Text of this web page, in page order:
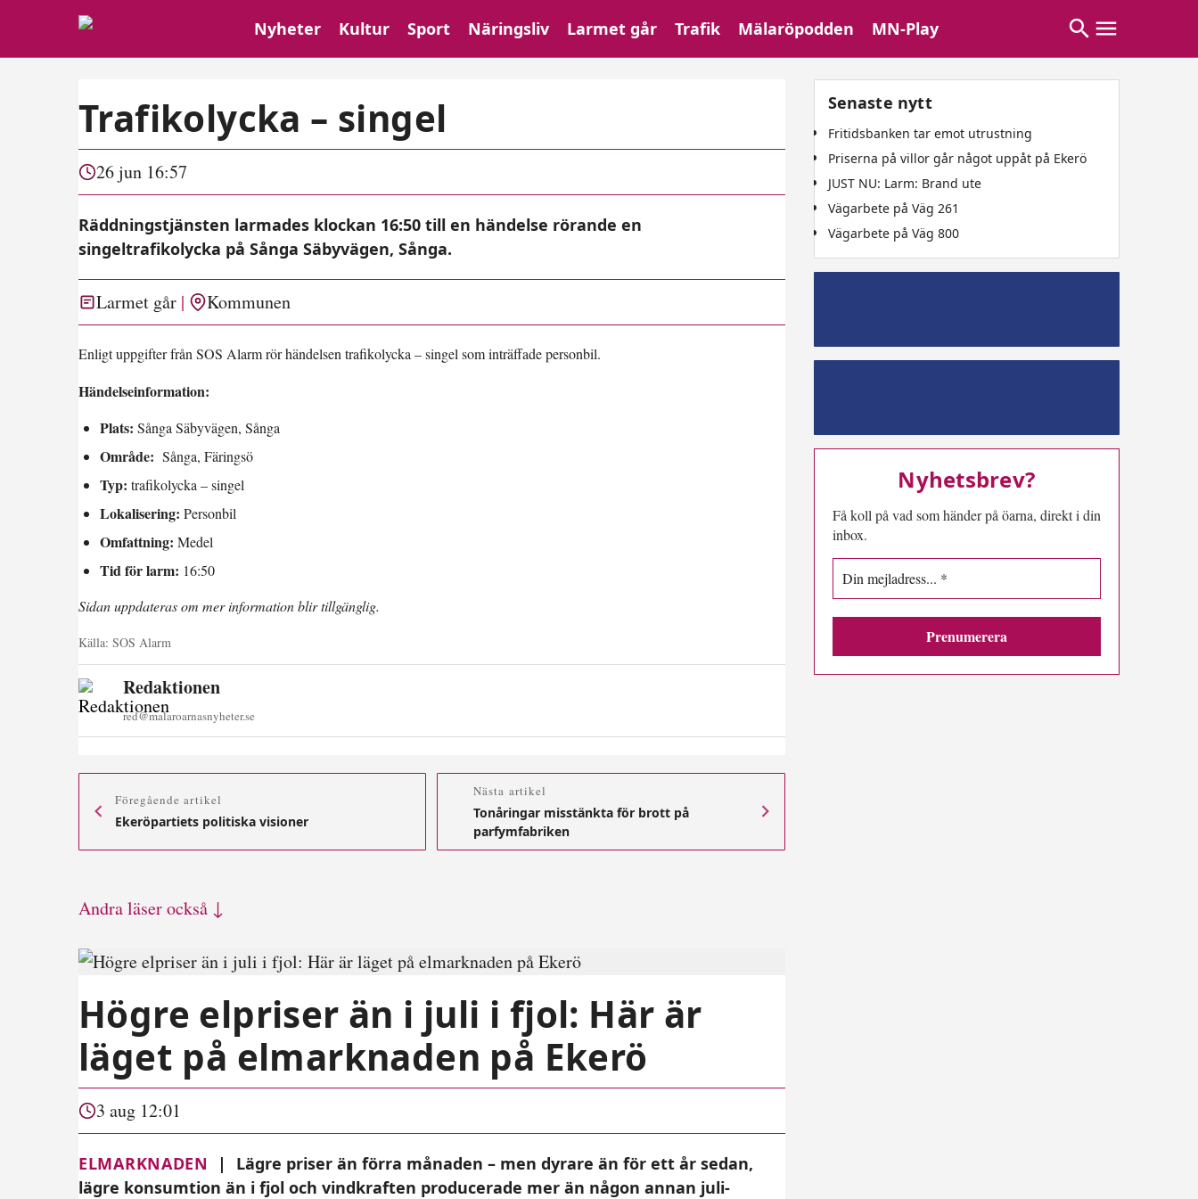
Nyheter Kultur Sport Näringsliv Larmet går Trafik Mälaröpodden MN-Play
Trafikolycka – singel
26 jun 16:57
Räddningstjänsten larmades klockan 16:50 till en händelse rörande en
singeltrafikolycka på Sånga Säbyvägen, Sånga.
Larmet går Kommunen
Enligt uppgifter från SOS Alarm rör händelsen trafikolycka – singel som inträffade personbil.
Händelseinformation:
Plats: Sånga Säbyvägen, Sånga
Område: Sånga, Färingsö
Typ: trafikolycka – singel
Lokalisering: Personbil
Omfattning: Medel
Tid för larm: 16:50
Sidan uppdateras om mer information blir tillgänglig.
Källa: SOS Alarm
Redaktionen
red@malaroarnasnyheter.se
Föregående artikel
Ekeröpartiets politiska visioner
Nästa artikel
Tonåringar misstänkta för brott på
parfymfabriken
Andra läser också ↓
Högre elpriser än i juli i fjol: Här är
läget på elmarknaden på Ekerö
3 aug 12:01
ELMARKNADEN |
Lägre priser än förra månaden – men dyrare än för ett år sedan,
lägre konsumtion än i fjol och vindkraften producerade mer än någon annan juli-
Senaste nytt
Fritidsbanken tar emot utrustning
Priserna på villor går något uppåt på Ekerö
JUST NU: Larm: Brand ute
Vägarbete på Väg 261
Vägarbete på Väg 800
Nyhetsbrev?
Få koll på vad som händer på öarna, direkt i din
inbox.